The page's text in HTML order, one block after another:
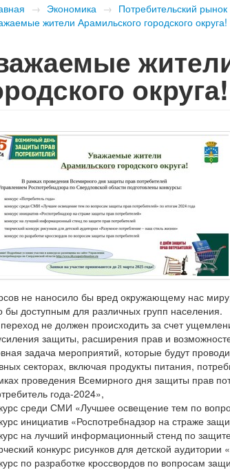
→ Экономика → Потребительский рынок
жители Арамильского городского округа!
округа!
не наносило бы вред окружающему нас
бы доступным для различных групп населения.
не должен происходить за счет
защиты, расширения прав и
задача мероприятий, которые будут
секторах, включая продукты питания,
проведения Всемирного дня защиты прав
года-2024»,
среди СМИ «Лучшее освещение тем по
инициатив «Роспотребнадзор на страже
на лучший информационный стенд по
конкурс рисунков для детской
по разработке кроссвордов по вопросам